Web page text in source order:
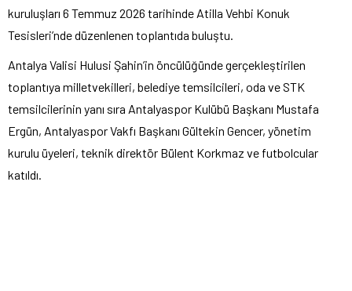
kuruluşları 6 Temmuz 2026 tarihinde Atilla Vehbi Konuk
Tesisleri’nde düzenlenen toplantıda buluştu.
Antalya Valisi Hulusi Şahin’in öncülüğünde gerçekleştirilen
toplantıya milletvekilleri, belediye temsilcileri, oda ve STK
temsilcilerinin yanı sıra Antalyaspor Kulübü Başkanı Mustafa
Ergün, Antalyaspor Vakfı Başkanı Gültekin Gencer, yönetim
kurulu üyeleri, teknik direktör Bülent Korkmaz ve futbolcular
katıldı.